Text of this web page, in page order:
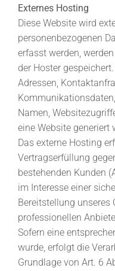
Externes Hosting
Diese Website wird
personenbezogenen
erfasst werden,
der Hoster
Adressen,
Namen,
eine Website generiert
Das externe Hosting
Vertragserfüllung
bestehenden Kunden
im Interesse einer
Bereitstellung unseres
professionellen
Sofern eine
wurde, erfolgt die
Grundlage von Art. 6